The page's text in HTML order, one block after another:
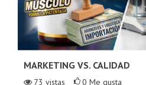
MARKETING VS. CALIDAD
73 vistas 0 Me gusta